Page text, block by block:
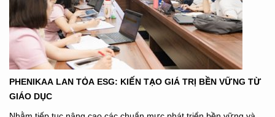
PHENIKAA LAN TỎA ESG: KIẾN TẠO GIÁ TRỊ BỀN VỮNG TỪ
GIÁO DỤC